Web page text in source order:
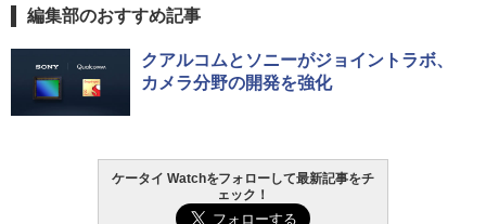
編集部のおすすめ記事
クアルコムとソニーがジョイントラボ、
カメラ分野の開発を強化
ケータイ Watchをフォローして最新記事をチ
ェック！